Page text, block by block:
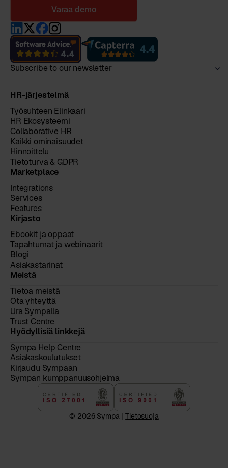
Varaa demo
Subscribe to our newsletter
HR-järjestelmä
Työsuhteen Elinkaari
HR Ekosysteemi
Collaborative HR
Kaikki ominaisuudet
Hinnoittelu
Tietoturva & GDPR
Marketplace
Integrations
Services
Features
Kirjasto
Ebookit ja oppaat
Tapahtumat ja webinaarit
Blogi
Asiakastarinat
Meistä
Tietoa meistä
Ota yhteyttä
Ura Sympalla
Trust Centre
Hyödyllisiä linkkejä
Sympa Help Centre
Asiakaskoulutukset
Kirjaudu Sympaan
Sympan kumppanuusohjelma
© 2026 Sympa |Tietosuoja